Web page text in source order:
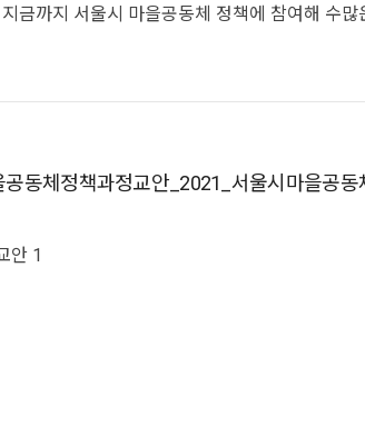
금까지 서울시 마을공동체 정책에 참여해 수
동체정책과정교안_2021_서울시마을공동
안 1